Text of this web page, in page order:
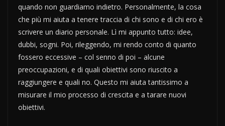
quando non guardiamo indietro. Personalmente, la cosa
che più mi aiuta a tenere traccia di chi sono e di chi ero è
scrivere un diario personale. Lì mi appunto tutto: idee,
dubbi, sogni. Poi, rileggendo, mi rendo conto di quanto
fossero eccessive – col senno di poi – alcune
preoccupazioni, e di quali obiettivi sono riuscito a
raggiungere e quali no. Questo mi aiuta tantissimo a
misurare il mio processo di crescita e a tarare nuovi
obiettivi.